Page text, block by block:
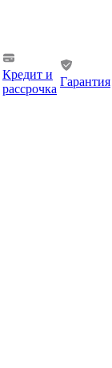
Кредит и
рассрочка
Гарантия